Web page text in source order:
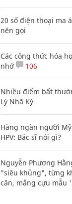
20 số điện thoại ma
nên gọi
Các công thức hóa
nhớ
106
Nhiều điểm bất
Lý Nhã Kỳ
Hàng ngàn người
HPV: Bác sĩ nói gì?
Nguyễn Phương
"siêu khủng", từng
cân, mắng cựu mẫu